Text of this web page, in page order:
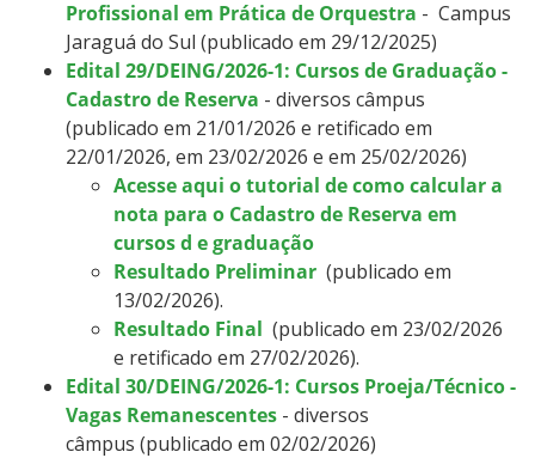
Profissional em Prática de Orquestra - Campus
Jaraguá do Sul (publicado em 29/12/2025)
Edital 29/DEING/2026-1: Cursos de Graduação -
Cadastro de Reserva - diversos câmpus
(publicado em 21/01/2026 e retificado em
22/01/2026, em 23/02/2026 e em 25/02/2026)
Acesse aqui o tutorial de como calcular a
nota para o Cadastro de Reserva em
cursos d e graduação
Resultado Preliminar (publicado em
13/02/2026).
Resultado Final (publicado em 23/02/2026
e retificado em 27/02/2026).
Edital 30/DEING/2026-1: Cursos Proeja/Técnico -
Vagas Remanescentes - diversos
câmpus (publicado em 02/02/2026)